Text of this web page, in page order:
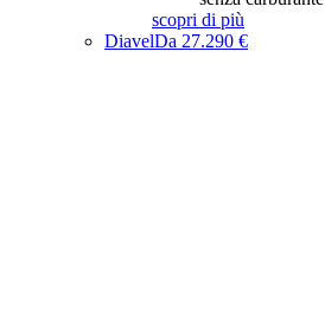
scopri di più
DiavelDa 27.290 €